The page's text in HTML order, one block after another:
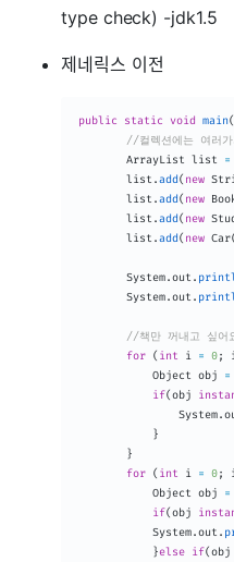
type check) -jdk1.5
제네릭스 이전
public static void main
//컬렉션에는 여러
ArrayList list =
		list
.add( new
		list
.add( new
		list
.add( new
		list
.add( new Car(
System.out .
System.out .
//책만 꺼내고 싶어
for ( int i = 0;
Object obj =
if(obj
System.
}
}
for ( int i = 0;
Object obj =
if(obj
System.out .
}else if(obj